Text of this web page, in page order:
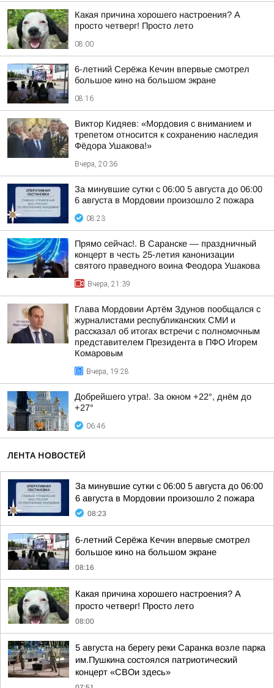
Какая причина хорошего настроения? А
просто четверг! Просто лето
08:00
6-летний Серёжа Кечин впервые смотрел
большое кино на большом экране
08:16
Виктор Кидяев: «Мордовия с вниманием и
трепетом относится к сохранению наследия
Фёдора Ушакова!»
Вчера, 20:36
За минувшие сутки с 06:00 5 августа до 06:00
6 августа в Мордовии произошло 2 пожара
08:23
Прямо сейчас!. В Саранске — праздничный
концерт в честь 25-летия канонизации
святого праведного воина Феодора Ушакова
Вчера, 21:39
Глава Мордовии Артём Здунов пообщался с
журналистами республиканских СМИ и
рассказал об итогах встречи с полномочным
представителем Президента в ПФО Игорем
Комаровым
Вчера, 19:28
Добрейшего утра!. За окном +22°, днём до
+27°
06:46
ЛЕНТА НОВОСТЕЙ
За минувшие сутки с 06:00 5 августа до 06:00
6 августа в Мордовии произошло 2 пожара
08:23
6-летний Серёжа Кечин впервые смотрел
большое кино на большом экране
08:16
Какая причина хорошего настроения? А
просто четверг! Просто лето
08:00
5 августа на берегу реки Саранка возле парка
им.Пушкина состоялся патриотический
концерт «СВОи здесь»